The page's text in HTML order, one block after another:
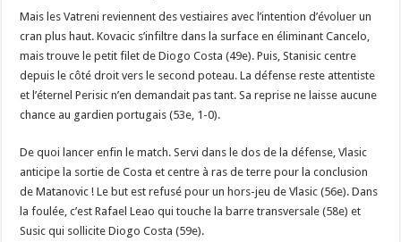
Mais les Vatreni reviennent des vestiaires avec l’intention d’évoluer un
cran plus haut. Kovacic s’infiltre dans la surface en éliminant Cancelo,
mais trouve le petit filet de Diogo Costa (49e). Puis, Stanisic centre
depuis le côté droit vers le second poteau. La défense reste attentiste
et l’éternel Perisic n’en demandait pas tant. Sa reprise ne laisse aucune
chance au gardien portugais (53e, 1-0).
De quoi lancer enfin le match. Servi dans le dos de la défense, Vlasic
anticipe la sortie de Costa et centre à ras de terre pour la conclusion
de Matanovic ! Le but est refusé pour un hors-jeu de Vlasic (56e). Dans
la foulée, c’est Rafael Leao qui touche la barre transversale (58e) et
Susic qui sollicite Diogo Costa (59e).